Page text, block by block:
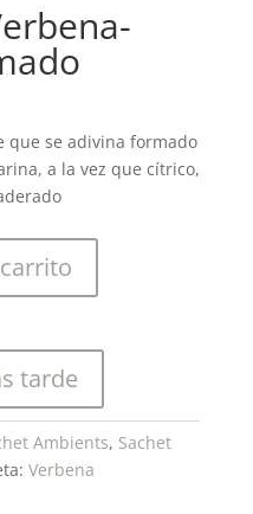
que se adivina formado
a la vez que cítrico,
tarde
Ambients, Sachet
Verbena